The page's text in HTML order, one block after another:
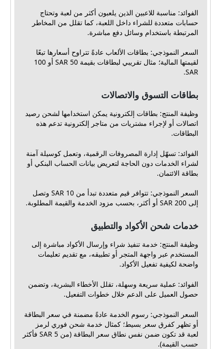
الفوائد: مناسبة للاعبين الذين يلعبون أكثر من لعبة وتحتاج
حسابات متعددة للشراء داخل اللعبة، كما تقلل من المخاطر
المرتبطة باستخدام وسائل دفع مباشرة.
السعر النموذجي: بطاقات الألعاب عادةً تتراوح أسعارها تبعًا
لقيمتها المالية؛ مثال تقريبي لبطاقات بقيمة 50 SAR أو 100
SAR.
بطاقات التسوق والاتصالات
وظيفة المنتج: بطاقات إلكترونية يمكن استخدامها لشحن رصيد
اتصالات أو لإجراء مشتريات من متاجر إلكترونية تدعم هذه
البطاقات.
الفوائد: تسهّل إدارة المصروفات الرقمية، وتعمل كوسيلة آمنة
لشراء الخدمات دون الحاجة لتعريض بيانات الحساب البنكي أو
بطاقة الائتمان.
السعر النموذجي: تتوافر قيم متعددة تبدأ من 10 SAR وتصل
إلى 200 SAR أو أكثر، بحسب مزود الخدمة والقيمة المطلوبة.
خدمات شحن الأكواد والتطبيق
وظيفة المنتج: خدمة تنفيذ شراء وإرسال الأكواد مباشرة إلى
المستخدم عبر واجهة المتجر أو تطبيقه، مع تقديم تعليمات
واضحة لكيفية تفعيل الأكواد.
الفوائد: عملية سريعة وسهلة، تقلل الأخطاء البشرية، وتضمن
حصول العميل على الدعم خلال خطوات التفعيل.
السعر النموذجي: رسوم الخدمة عادةً مضمنة في سعر البطاقة
أو تظهر كفرق سعر بسيط؛ كمثال خدمة شحن فوري لرمز
لعبة قد تكون ضمن نفس نطاق سعر البطاقة (من 5 SAR فأكثر
حسب القيمة).